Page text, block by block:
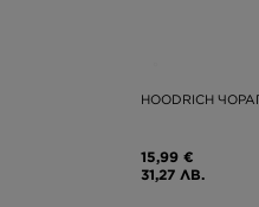
HOODRICH
15,99 €
31,27 ЛВ.